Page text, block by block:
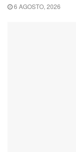
6 AGOSTO, 2026